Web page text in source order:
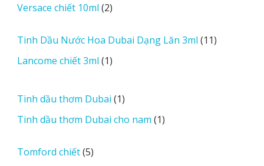
phẩm
Versace chiết 10ml 22
phẩm
Tinh Dầu Nước Hoa Dubai Dạng Lăn 3ml 1111
Lancome chiết 3ml 11
Tinh dầu thơm Dubai 11
Tinh dầu thơm Dubai cho nam 11
Tomford chiết 55